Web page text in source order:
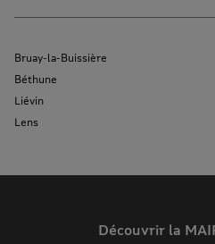
Bruay-la-Buissière
Béthune
Liévin
Lens
Découvrir la